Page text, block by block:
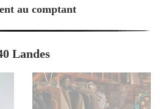
au comptant
Landes